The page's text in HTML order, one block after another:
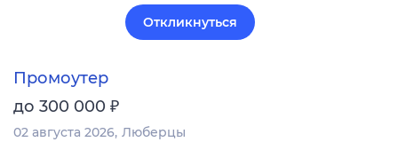
Откликнуться
Промоутер
до 300 000 ₽
02 августа 2026 Люберцы